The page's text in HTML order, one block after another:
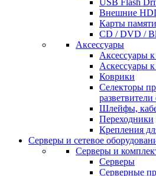
USB Flash
Внешние
Карты
CD / DVD /
Аксессуары
Аксессуары
Аскессуары
Коврики
Селекторы
разветвители
Шлейфы,
Переходники
Крепления
Серверы и сетевое
Серверы и
Серверы
Серверные